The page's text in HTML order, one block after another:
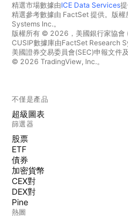
精選市場數據由ICE Data Services提
精選參考數據由 FactSet 提供。版
Systems Inc.。
版權所有 © 2026，美國銀行家協會
CUSIP數據庫由FactSet Research
美國證券交易委員會(SEC)申報文件
© 2026 TradingView, Inc.。
不僅是產品
超級圖表
篩選器
股票
ETF
債券
加密貨幣
CEX對
DEX對
Pine
熱圖